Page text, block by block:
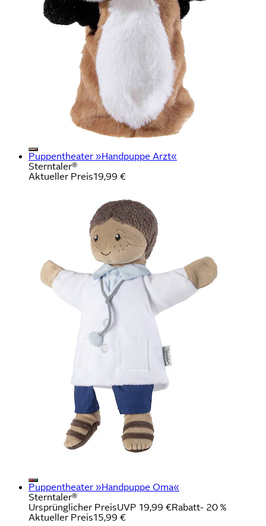
Puppentheater »Handpuppe Arzt«
Sterntaler®
Aktueller Preis19,99 €
Puppentheater »Handpuppe Oma«
Sterntaler®
Ursprünglicher PreisUVP 19,99 €Rabatt- 20 %
Aktueller Preis15,99 €